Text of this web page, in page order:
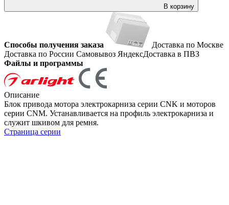
В корзину
Способы получения заказа
Доставка по Москве
Доставка по России Самовывоз ЯндексДоставка в ПВЗ
Файлы и программы
Описание
Блок привода мотора электрокарниза серии CNK и моторов
серии CNM. Устанавливается на профиль электрокарниза и
служит шкивом для ремня.
Страница серии